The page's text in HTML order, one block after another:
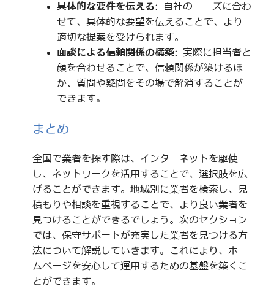
具体的な要件を伝える: 自社のニーズに合わ
せて、具体的な要望を伝えることで、より
適切な提案を受けられます。
面談による信頼関係の構築: 実際に担当者と
顔を合わせることで、信頼関係が築けるほ
か、質問や疑問をその場で解消することが
できます。
まとめ
全国で業者を探す際は、インターネットを駆使
し、ネットワークを活用することで、選択肢を広
げることができます。地域別に業者を検索し、見
積もりや相談を重視することで、より良い業者を
見つけることができるでしょう。次のセクション
では、保守サポートが充実した業者を見つける方
法について解説していきます。これにより、ホー
ムページを安心して運用するための基盤を築くこ
とができます。